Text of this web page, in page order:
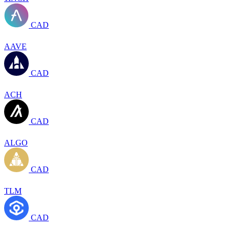
CAD
AAVE
CAD
ACH
CAD
ALGO
CAD
TLM
CAD